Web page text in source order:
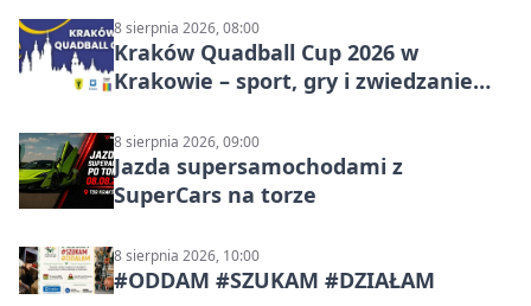
8 sierpnia 2026, 08:00
Kraków Quadball Cup 2026 w
Krakowie – sport, gry i zwiedzanie
8 sierpnia 2026, 09:00
Jazda supersamochodami z
SuperCars na torze
8 sierpnia 2026, 10:00
#ODDAM #SZUKAM #DZIAŁAM